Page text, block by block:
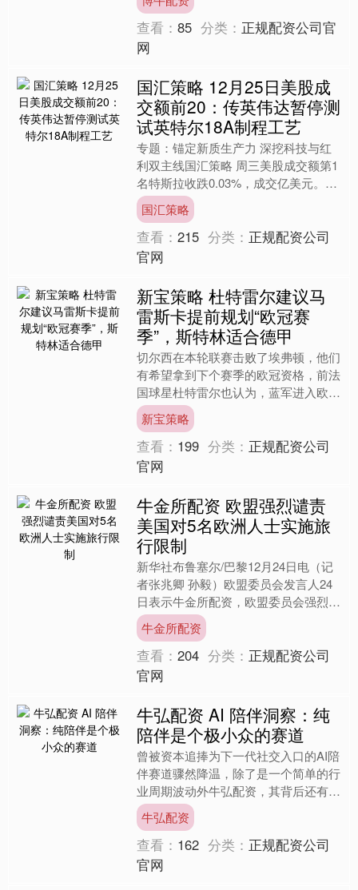
查看：85 分类： 正规配资公司官
网
国汇策略 12月25日美股成
交额前20：传英伟达暂停测
试英特尔18A制程工艺
专题：锚定新质生产力 深挖科技与红
利双主线国汇策略 周三美股成交额第1
名特斯拉收跌0.03%，成交亿美元。据
美国国家公路交通安全管理局
（NHTSA）披露，缺陷调....
国汇策略
查看：215 分类： 正规配资公司
官网
新宝策略 杜特雷尔建议马
雷斯卡提前规划“欧冠赛
季”，斯特林适合德甲
切尔西在本轮联赛击败了埃弗顿，他们
有希望拿到下个赛季的欧冠资格，前法
国球星杜特雷尔也认为，蓝军进入欧冠
区的概率很高。杜特雷尔建议马雷斯卡
提前规划“欧冠赛季”，从....
新宝策略
查看： 199 分类： 正规配资公司
官网
牛金所配资 欧盟强烈谴责
美国对5名欧洲人士实施旅
行限制
新华社布鲁塞尔/巴黎12月24日电（记
者张兆卿 孙毅）欧盟委员会发言人24
日表示牛金所配资，欧盟委员会强烈谴
责美国决定对包括欧盟委员会前委员蒂
埃里·布雷东在内的....
牛金所配资
查看：204 分类： 正规配资公司
官网
牛弘配资 AI 陪伴洞察：纯
陪伴是个极小众的赛道
曾被资本追捧为下一代社交入口的AI陪
伴赛道骤然降温，除了是一个简单的行
业周期波动外牛弘配资，其背后还有一
个更深的命题：我们用AI技术去满足人
类最原始的情感需求“....
牛弘配资
查看： 162 分类： 正规配资公司
官网